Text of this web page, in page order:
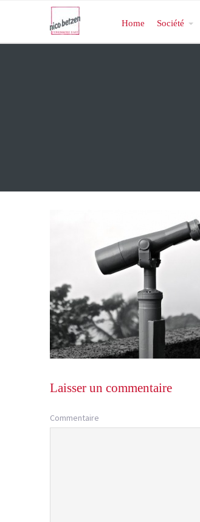
Home Société
Laisser un commentaire
Commentaire